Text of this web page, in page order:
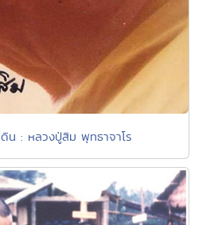
น : หลวงปู่สิม พุทธาจาโร